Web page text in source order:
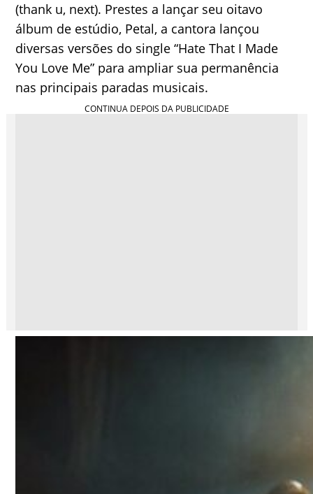
(thank u, next). Prestes a lançar seu oitavo
álbum de estúdio, Petal, a cantora lançou
diversas versões do single “Hate That I Made
You Love Me” para ampliar sua permanência
nas principais paradas musicais.